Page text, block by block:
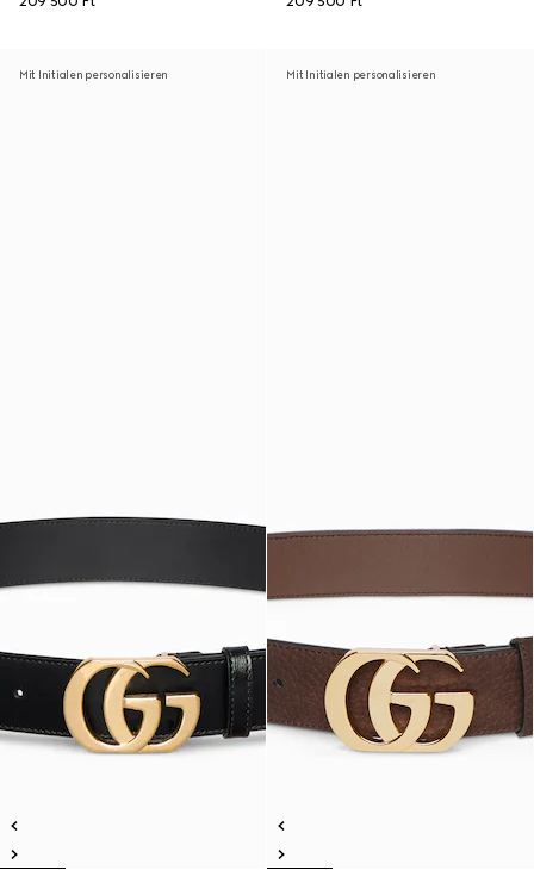
Mit Initialen personalisieren Mit Initialen personalisieren